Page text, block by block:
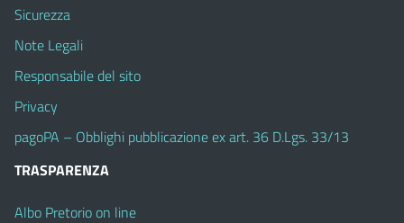
Sicurezza
Note Legali
Responsabile del sito
Privacy
pagoPA – Obblighi pubblicazione ex art. 36 D.Lgs. 33/13
TRASPARENZA
Albo Pretorio on line